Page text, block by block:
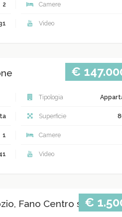
2 Camere
Video
€
Tipologia
Superficie
1 Camere
Video
Fano Centro storico
€